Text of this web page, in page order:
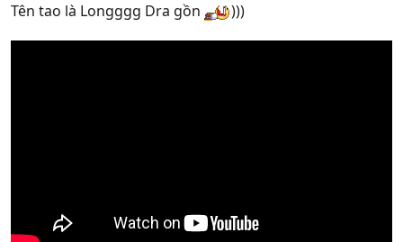
Tên tao là Longggg Dra gồn )))